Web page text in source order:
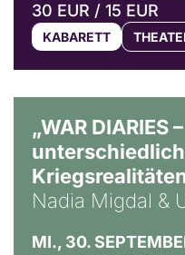
30 EUR / 15 EUR
KABARETT
„WAR
Nadia Migdal &
MI., 30.